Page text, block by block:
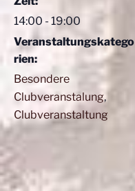
14:00 - 19:00
Veranstaltungskatego
rien:
Besondere
Clubveranstalung,
Clubveranstaltung